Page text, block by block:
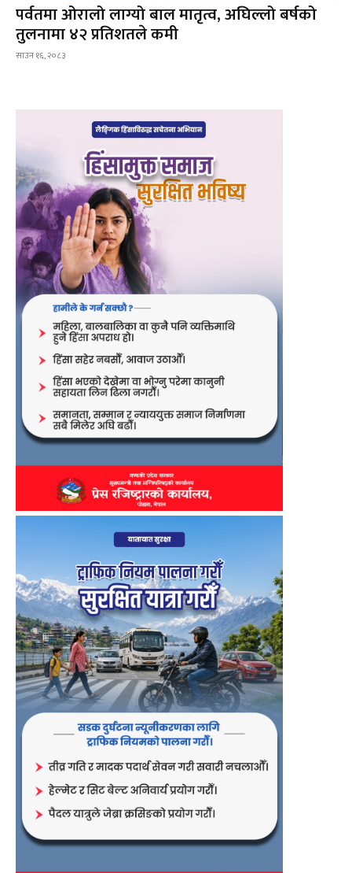
पर्वतमा ओरालो लाग्यो बाल मातृत्व, अघिल्लो बर्षको
तुलनामा ४२ प्रतिशतले कमी
साउन १६, २०८३